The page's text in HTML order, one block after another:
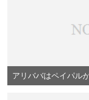
アリババはペイパル